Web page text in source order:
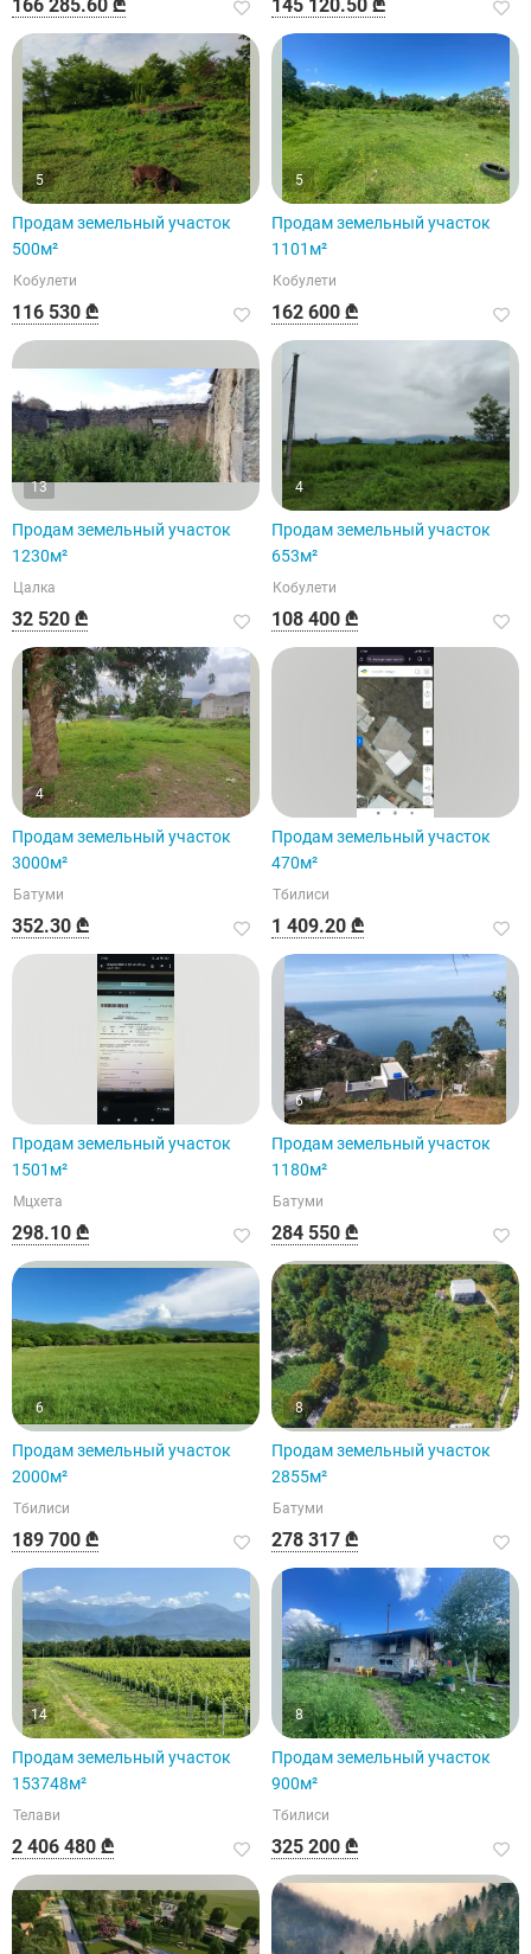
166 285.60 ₾ 145 120.50 ₾
5
Продам земельный участок
500м²
Кобулети
116 530 ₾
5
Продам земельный участок
1101м²
Кобулети
162 600 ₾
13
Продам земельный участок
1230м²
Цалка
32 520 ₾
4
Продам земельный участок
653м²
Кобулети
108 400 ₾
4
Продам земельный участок
3000м²
Батуми
352.30 ₾
Продам земельный участок
470м²
Тбилиси
1 409.20 ₾
Продам земельный участок
1501м²
Мцхета
298.10 ₾
6
Продам земельный участок
1180м²
Батуми
284 550 ₾
6
Продам земельный участок
2000м²
Тбилиси
189 700 ₾
8
Продам земельный участок
2855м²
Батуми
278 317 ₾
14
Продам земельный участок
153748м²
Телави
2 406 480 ₾
8
Продам земельный участок
900м²
Тбилиси
325 200 ₾